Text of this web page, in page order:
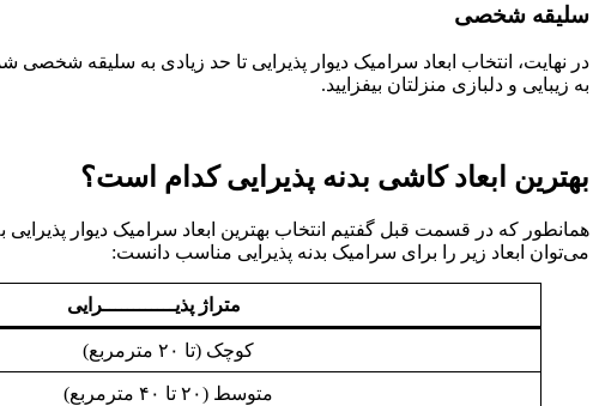
سلیقه شخصی
در نهایت، انتخاب ابعاد سرامیک دیوار پذیرایی تا حد زیادی به سلیقه
به زیبایی و دلبازی منزلتان بیفزایید.
بهترین ابعاد کاشی بدنه پذیرایی کدام است؟
همانطور که در قسمت قبل گفتیم انتخاب بهترین ابعاد سرامیک دیوار
می‌توان ابعاد زیر را برای سرامیک بدنه پذیرایی مناسب دانست:
متراژ پذیــــــــــــرایی
کوچک (تا ۲۰ مترمربع)
متوسط (۲۰ تا ۴۰ مترمربع)